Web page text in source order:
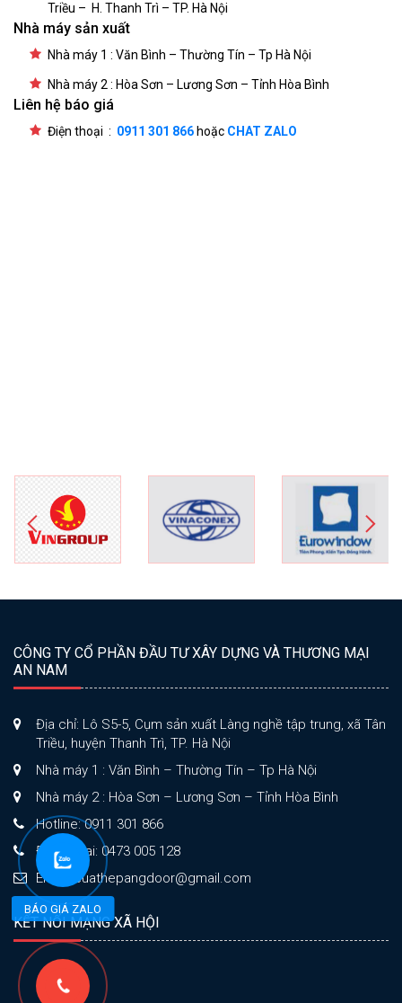
Triều – H. Thanh Trì – TP. Hà Nội
Nhà máy sản xuất
Nhà máy 1 : Văn Bình – Thường Tín – Tp Hà Nội
Nhà máy 2 : Hòa Sơn – Lương Sơn – Tỉnh Hòa Bình
Liên hệ báo giá
Điện thoại : 0911 301 866 hoặc CHAT ZALO
CÔNG TY CỔ PHẦN ĐẦU TƯ XÂY DỰNG VÀ THƯƠNG MẠI
AN NAM
Địa chỉ: Lô S5-5, Cụm sản xuất Làng nghề tập trung, xã Tân
Triều, huyện Thanh Trì, TP. Hà Nội
Nhà máy 1 : Văn Bình – Thường Tín – Tp Hà Nội
Nhà máy 2 : Hòa Sơn – Lương Sơn – Tỉnh Hòa Bình
Hotline: 0911 301 866
Điện thoại: 0473 005 128
Email: cuathepangdoor@gmail.com
KẾT NỐI MẠNG XÃ HỘI
BÁO GIÁ ZALO